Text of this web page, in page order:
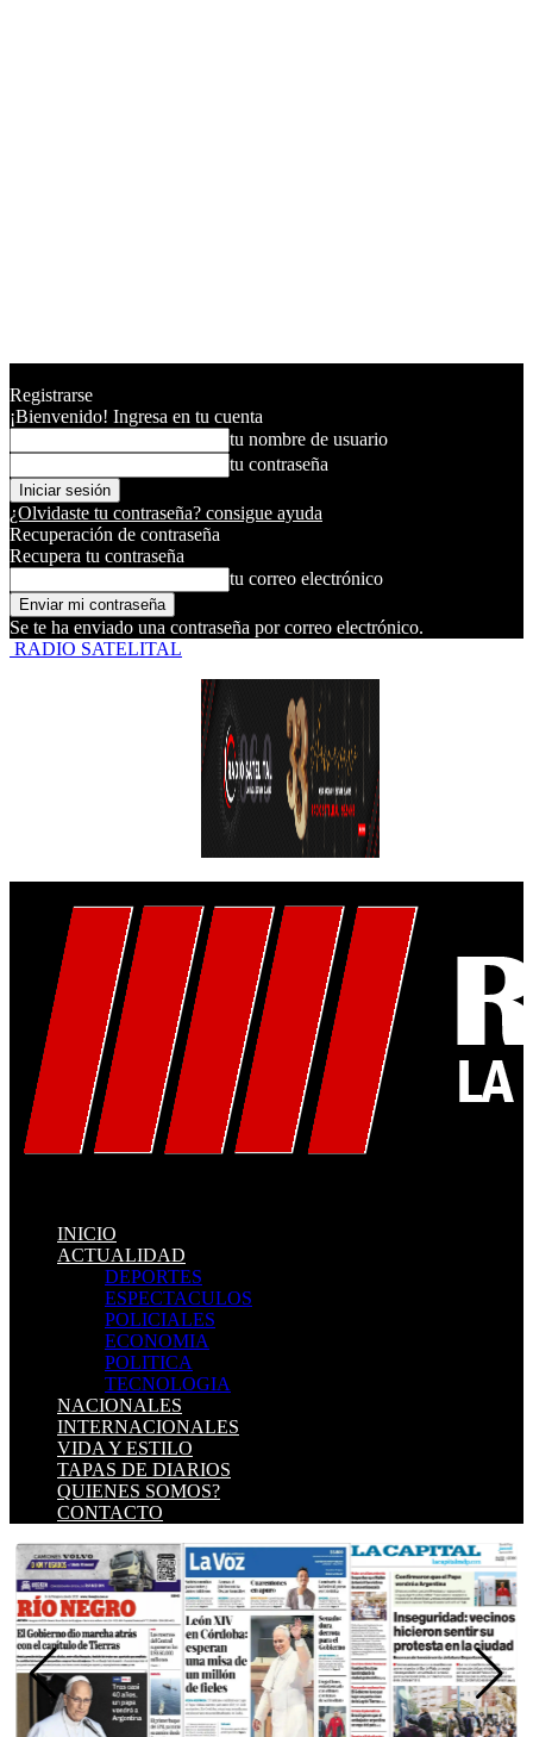
Registrarse
¡Bienvenido! Ingresa en tu cuenta
tu nombre de usuario
tu contraseña
¿Olvidaste tu contraseña? consigue ayuda
Recuperación de contraseña
Recupera tu contraseña
tu correo electrónico
Se te ha enviado una contraseña por correo electrónico.
RADIO SATELITAL
INICIO
ACTUALIDAD
DEPORTES
ESPECTACULOS
POLICIALES
ECONOMIA
POLITICA
TECNOLOGIA
NACIONALES
INTERNACIONALES
VIDA Y ESTILO
TAPAS DE DIARIOS
QUIENES SOMOS?
CONTACTO